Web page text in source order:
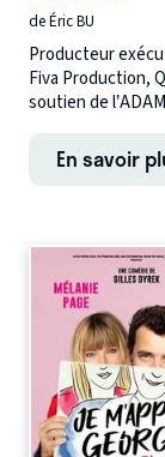
de Éric BU
Producteur
Fiva Production,
soutien de
En savoir